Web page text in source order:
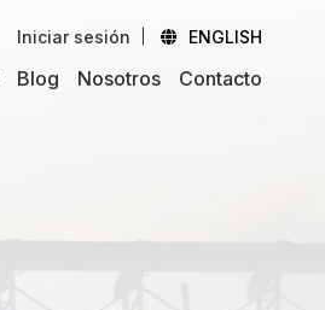
Iniciar sesión ENGLISH
Blog Nosotros Contacto